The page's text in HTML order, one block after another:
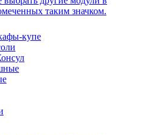
таким значком.
купе